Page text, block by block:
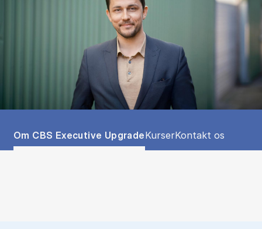
Tablist controls
Show panel
Om CBS Executive UpgradeShow panel
KurserShow panel
Kontakt os